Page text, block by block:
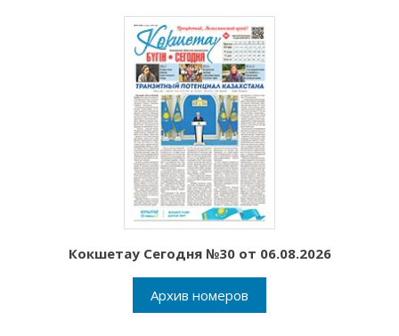
Кокшетау Сегодня №30 от 06.08.2026
Архив номеров